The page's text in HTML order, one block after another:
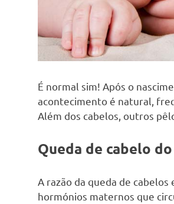
É normal sim! Após o
acontecimento é natural,
Além dos cabelos, outros
Queda de cabelo
A razão da queda de
hormónios maternos que